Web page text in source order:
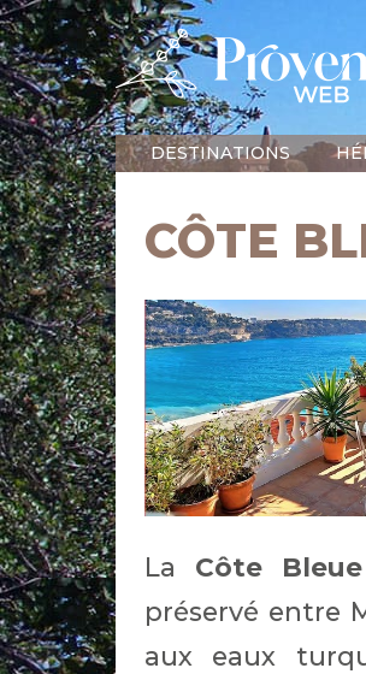
DESTINATIONS
CÔTE
La Côte Bleue
préservé entre
aux eaux